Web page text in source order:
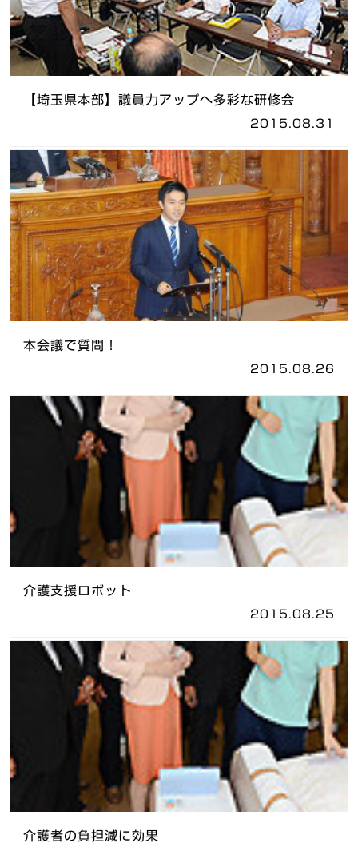
【埼玉県本部】議員力アップへ多彩な研修会
2015.08.31
本会議で質問！
2015.08.26
介護支援ロボット
2015.08.25
介護者の負担減に効果